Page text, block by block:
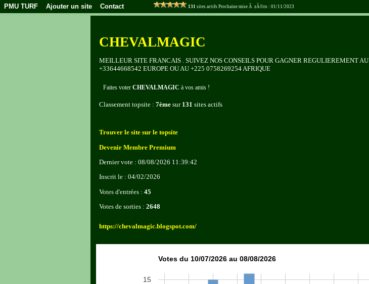
PMU TURF Ajouter un site Contact 131 sites actifs Prochaine mise Ã zÃ©ro : 01/11/2023
CHEVALMAGIC
MEILLEUR SITE FRANCAIS . SUIVEZ NOS CONSEILS POUR GAGNER REGULIEREMENT
+33644668542 EUROPE OU AU +225 0758269254 AFRIQUE
Faites voter CHEVALMAGIC à vos amis !
Classement topsite : 7èmesur 131 sites actifs
Trouver le site sur le topsite
Devenir Membre Premium
Dernier vote : 08/08/2026 11:39:42
Inscrit le : 04/02/2026
Votes d'entrées : 45
Votes de sorties : 2648
https://chevalmagic.blogspot.com/
Votes du 10/07/2026 au 08/08/2026
15